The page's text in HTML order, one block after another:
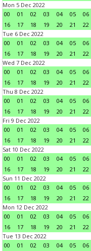
Mon 5 Dec 2022
00
01 02 03 04 05 06
16
17 18 19 20 21 22
Tue 6 Dec 2022
00
01 02 03 04 05 06
16
17 18 19 20 21 22
Wed 7 Dec 2022
00
01 02 03 04 05 06
16
17 18 19 20 21 22
Thu 8 Dec 2022
00
01 02 03 04 05 06
16
17 18 19 20 21 22
Fri 9 Dec 2022
00
01 02 03 04 05 06
16
17 18 19 20 21 22
Sat 10 Dec 2022
00
01 02 03 04 05 06
16
17 18 19 20 21 22
Sun 11 Dec 2022
00
01 02 03 04 05 06
16
17 18 19 20 21 22
Mon 12 Dec 2022
00
01 02 03 04 05 06
16
17 18 19 20 21 22
Tue 13 Dec 2022
00
01 02 03 04 05 06